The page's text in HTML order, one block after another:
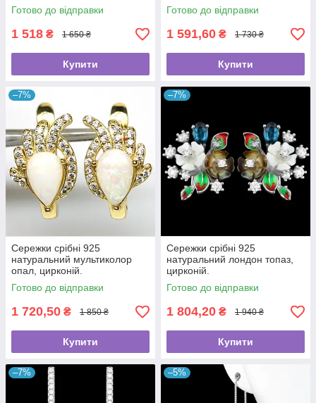
Готово до відправки
1 518 ₴ 1 650 ₴
Купити
Готово до відправки
1 591,60 ₴ 1 730 ₴
Купити
–7%
Сережки срібні 925
натуральний мультиколор
опал, цирконій.
Готово до відправки
1 720,50 ₴ 1 850 ₴
Купити
–7%
Сережки срібні 925
натуральний лондон топаз,
цирконій.
Готово до відправки
1 804,20 ₴ 1 940 ₴
Купити
–7% –5%